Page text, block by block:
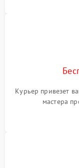
Курьер привезет
мастера